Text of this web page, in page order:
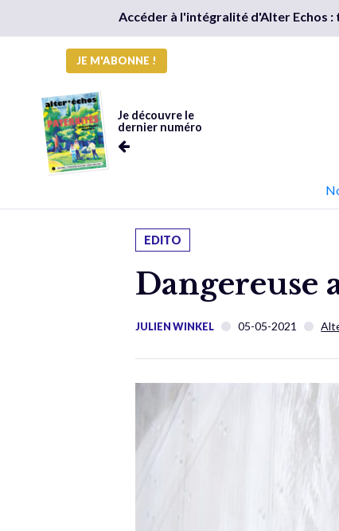
Accéder à l'intégralité d'Alter Echos :
JE M'ABONNE !
Je découvre le
dernier numéro
EDITO
Dangereuse
JULIEN WINKEL 05-05-2021